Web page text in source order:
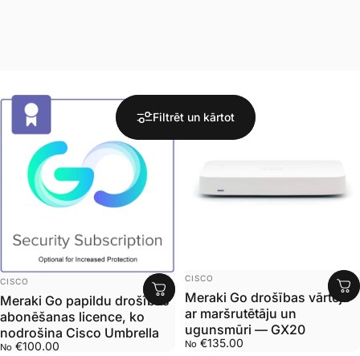
Filtrēt un kārtot
Pārdevējs:
CISCO
Meraki Go papildu drošības
abonēšanas licence, ko
nodrošina Cisco Umbrella
No €100.00
Pārdevējs:
CISCO
Meraki Go drošības vārteja
ar maršrutētāju un
ugunsmūri — GX20
No €135.00